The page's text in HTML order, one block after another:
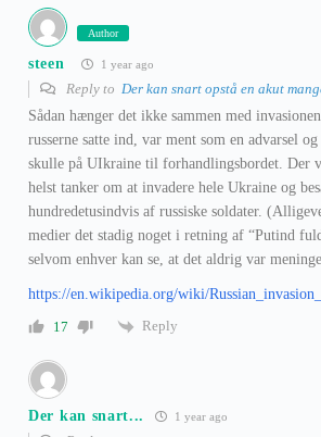
Author
steen 1 year ago
Reply to Der kan snart opstå en akut
Sådan hænger det ikke sammen med
russerne satte ind, var ment som en advarsel
skulle på UIkraine til forhandlingsbordet. Der
helst tanker om at invadere hele Ukraine og
hundredetusindvis af russiske soldater.
medier det stadig noget i retning af “Putind
selvom enhver kan se, at det aldrig var
https://en.wikipedia.org/wiki/
17
Reply
Der kan snart... 1 year ago